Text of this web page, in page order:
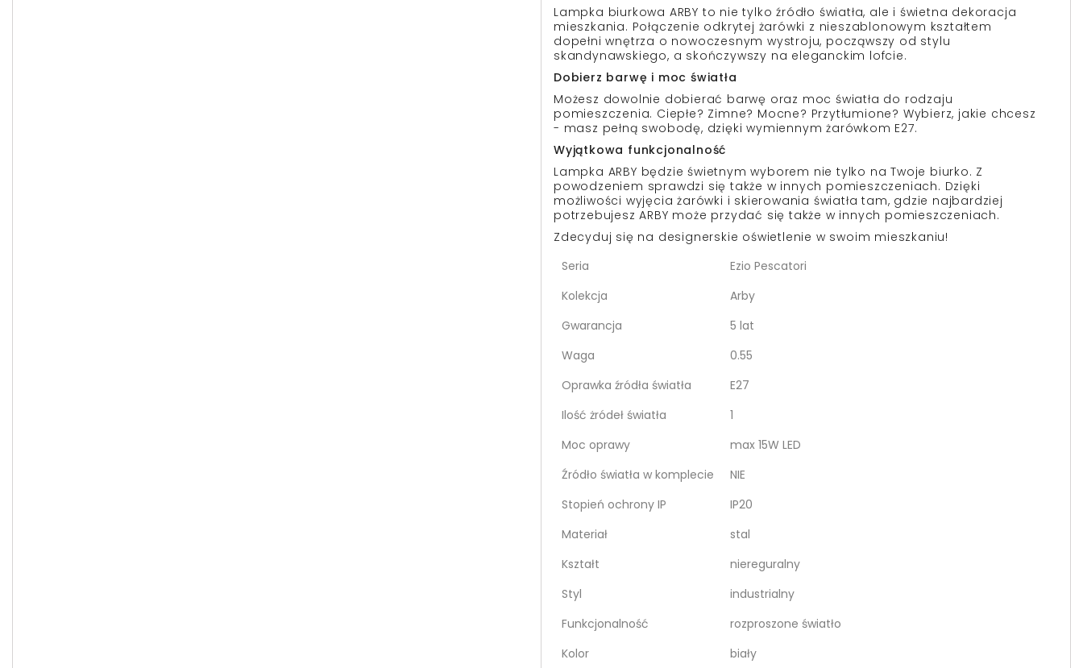
Lampka biurkowa ARBY to nie tylko źródło światła, ale i świetna dekoracja
mieszkania. Połączenie odkrytej żarówki z nieszablonowym kształtem
dopełni wnętrza o nowoczesnym wystroju, począwszy od stylu
skandynawskiego, a skończywszy na eleganckim lofcie.
Dobierz barwę i moc światła
Możesz dowolnie dobierać barwę oraz moc światła do rodzaju
pomieszczenia. Ciepłe? Zimne? Mocne? Przytłumione? Wybierz, jakie chcesz
- masz pełną swobodę, dzięki wymiennym żarówkom E27.
Wyjątkowa funkcjonalność
Lampka ARBY będzie świetnym wyborem nie tylko na Twoje biurko. Z
powodzeniem sprawdzi się także w innych pomieszczeniach. Dzięki
możliwości wyjęcia żarówki i skierowania światła tam, gdzie najbardziej
potrzebujesz ARBY może przydać się także w innych pomieszczeniach.
Zdecyduj się na designerskie oświetlenie w swoim mieszkaniu!
Seria
Ezio Pescatori
Kolekcja
Arby
Gwarancja
5 lat
Waga
0.55
Oprawka źródła światła
E27
Ilość żródeł światła
1
Moc oprawy
max 15W LED
Źródło światła w komplecie
NIE
Stopień ochrony IP
IP20
Materiał
stal
Kształt
niereguralny
Styl
industrialny
Funkcjonalność
rozproszone światło
Kolor
biały